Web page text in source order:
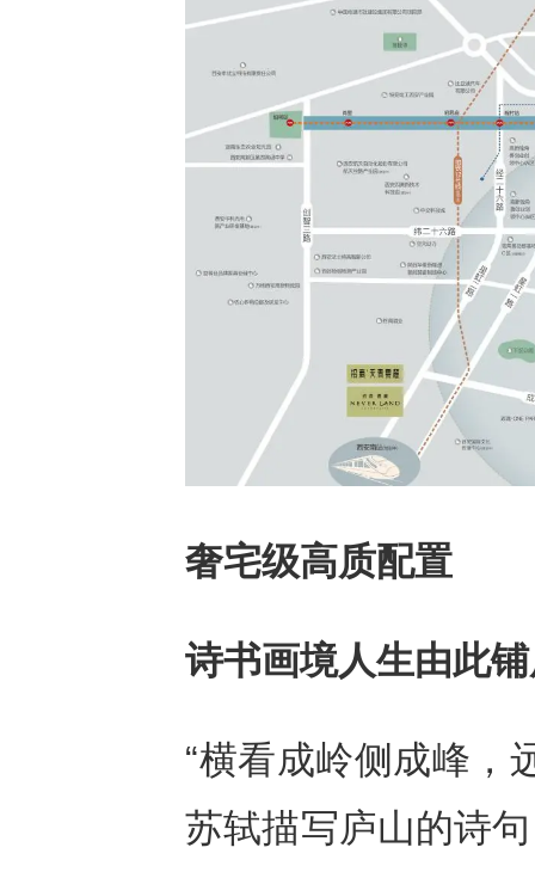
奢宅级高质配置
诗书画境人生由此
“横看成岭侧成峰，
苏轼描写庐山的诗